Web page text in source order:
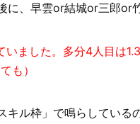
に、早雲or結城or三郎or
ました。多分4人目は
も）
ル枠」で鳴らしている